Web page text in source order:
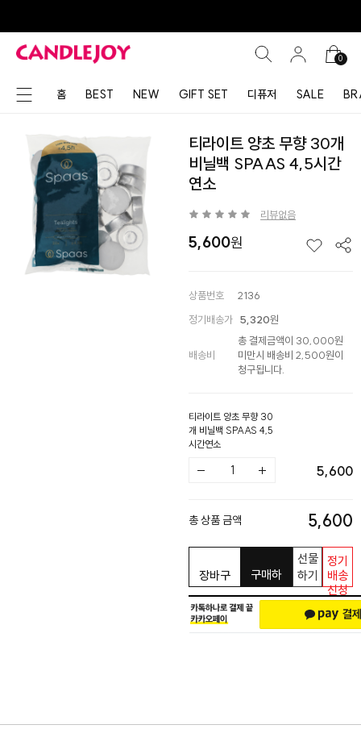
0
홈 BEST NEW GIFT SET 디퓨저 SALE
티라이트 양초 무향 30개
비닐백 SPAAS 4,5시간
연소
리뷰없음
5,600
상품번호
2136
정기배송가 5,320원
배송비
총 결제금액이 30,000원
미만시 배송비 2,500원이
청구됩니다.
티라이트 양초 무향 30
개 비닐백 SPAAS 4,5
시간연소
5,600
총 상품 금액 5,600
장바구
니
구매하
선물
하기
정기
배송
신청